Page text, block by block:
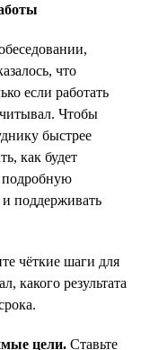
что
если работать
Чтобы
быстрее
как будет
подробную
поддерживать
чёткие шаги для
какого результата
цели. Ставьте